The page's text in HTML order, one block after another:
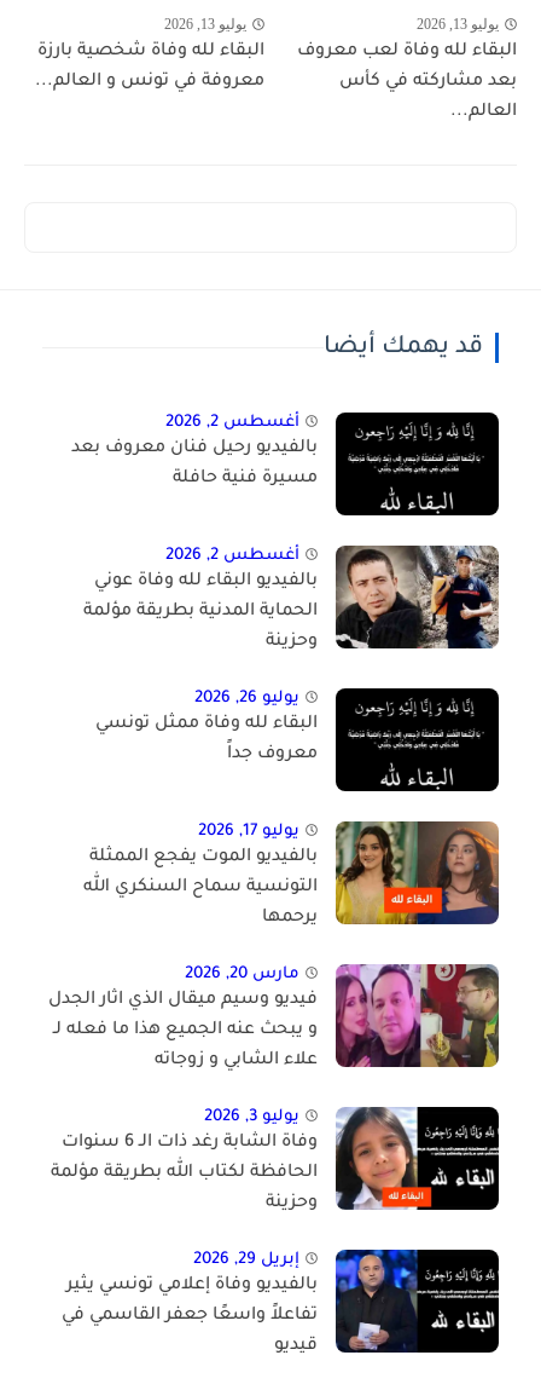
يوليو 13, 2026
البقاء لله وفاة لعب معروف
بعد مشاركته في كأس
العالم...
يوليو 13, 2026
البقاء لله وفاة شخصية بارزة
معروفة في تونس و العالم...
قد يهمك أيضا
أغسطس 2, 2026
بالفيديو رحيل فنان معروف بعد
مسيرة فنية حافلة
أغسطس 2, 2026
بالفيديو البقاء لله وفاة عوني
الحماية المدنية بطريقة مؤلمة
وحزينة
يوليو 26, 2026
البقاء لله وفاة ممثل تونسي
معروف جداً
يوليو 17, 2026
بالفيديو الموت يفجع الممثلة
التونسية سماح السنكري الله
يرحمها
مارس 20, 2026
فيديو وسيم ميقال الذي اثار الجدل
و يبحث عنه الجميع هذا ما فعله لـ
علاء الشابي و زوجاته
يوليو 3, 2026
وفاة الشابة رغد ذات الـ 6 سنوات
الحافظة لكتاب الله بطريقة مؤلمة
وحزينة
إبريل 29, 2026
بالفيديو وفاة إعلامي تونسي يثير
تفاعلاً واسعًا جعفر القاسمي في
قيديو